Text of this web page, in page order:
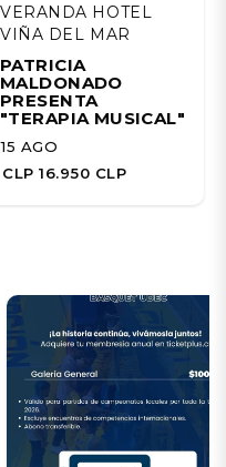
VERANDA HOTEL
VIÑA DEL MAR
PATRICIA
MALDONADO
PRESENTA
"TERAPIA MUSICAL"
15 AGO
CLP 16.950 CLP